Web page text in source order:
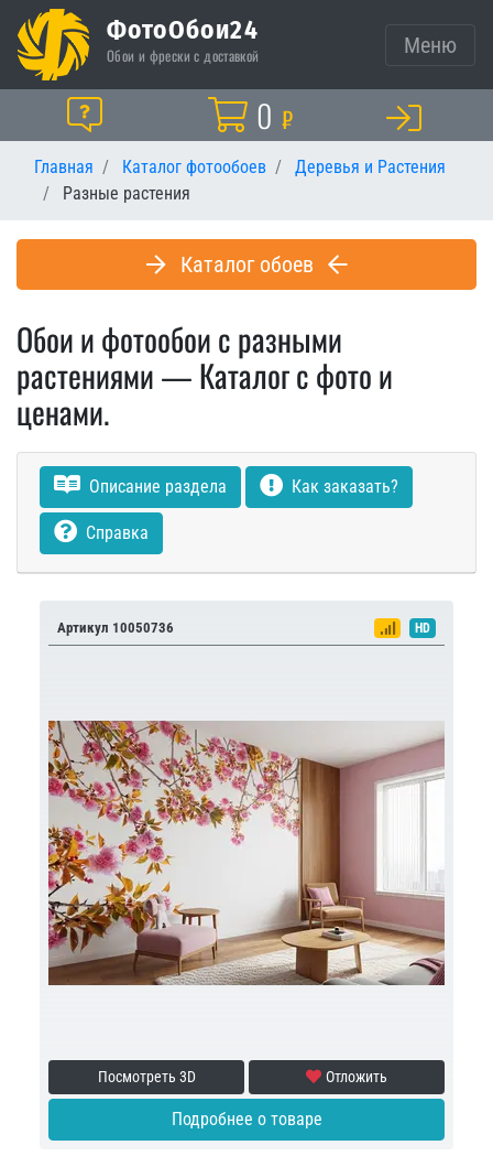
ФотоОбои24
Обои и фрески с доставкой Меню
Помощь Корзина
0 ₽
Главная Каталог фотообоев
Деревья и Растения
Разные растения
Каталог обоев
Обои и фотообои с разными
растениями — Каталог с фото и
ценами.
Описание раздела Как заказать?
Справка
Артикул 10050736 HD
Посмотреть 3D Отложить
Подробнее о товаре